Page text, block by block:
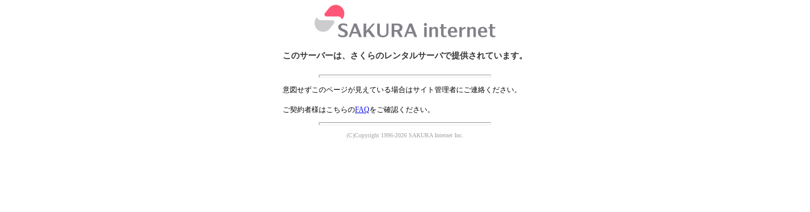
このサーバーは、さくらのレンタルサーバで提供されています。
意図せずこのページが見えている場合はサイト管理者にご連絡ください。
ご契約者様はこちらのFAQをご確認ください。
(C)Copyright 1996-2026 SAKURA Internet Inc.